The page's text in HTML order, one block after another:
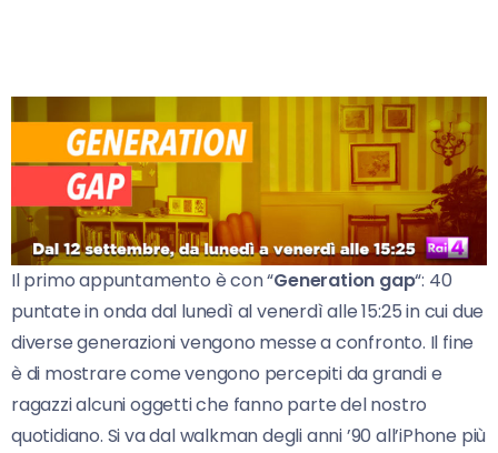
Il primo appuntamento è con “Generation gap“: 40
puntate in onda dal lunedì al venerdì alle 15:25 in cui due
diverse generazioni vengono messe a confronto. Il fine
è di mostrare come vengono percepiti da grandi e
ragazzi alcuni oggetti che fanno parte del nostro
quotidiano. Si va dal walkman degli anni ’90 all’iPhone più